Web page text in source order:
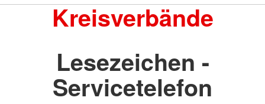
Kreisverbände
Lesezeichen -
Servicetelefon